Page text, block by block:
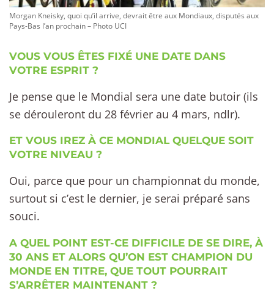
Morgan Kneisky, quoi qu’il arrive, devrait être aux Mondiaux, disputés aux
Pays-Bas l’an prochain – Photo UCI
VOUS VOUS ÊTES FIXÉ UNE DATE DANS
VOTRE ESPRIT ?
Je pense que le Mondial sera une date butoir (ils
se dérouleront du 28 février au 4 mars, ndlr).
ET VOUS IREZ À CE MONDIAL QUELQUE SOIT
VOTRE NIVEAU ?
Oui, parce que pour un championnat du monde,
surtout si c’est le dernier, je serai préparé sans
souci.
A QUEL POINT EST-CE DIFFICILE DE SE DIRE, À
30 ANS ET ALORS QU’ON EST CHAMPION DU
MONDE EN TITRE, QUE TOUT POURRAIT
S’ARRÊTER MAINTENANT ?